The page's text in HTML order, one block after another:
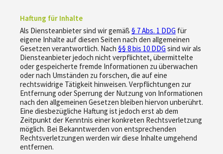
Haftung für Inhalte
Als Diensteanbieter sind wir gemäß § 7 Abs. 1 DDG für
eigene Inhalte auf diesen Seiten nach den allgemeinen
Gesetzen verantwortlich. Nach §§ 8 bis 10 DDG sind wir als
Diensteanbieter jedoch nicht verpflichtet, übermittelte
oder gespeicherte fremde Informationen zu überwachen
oder nach Umständen zu forschen, die auf eine
rechtswidrige Tätigkeit hinweisen. Verpflichtungen zur
Entfernung oder Sperrung der Nutzung von Informationen
nach den allgemeinen Gesetzen bleiben hiervon unberührt.
Eine diesbezügliche Haftung ist jedoch erst ab dem
Zeitpunkt der Kenntnis einer konkreten Rechtsverletzung
möglich. Bei Bekanntwerden von entsprechenden
Rechtsverletzungen werden wir diese Inhalte umgehend
entfernen.